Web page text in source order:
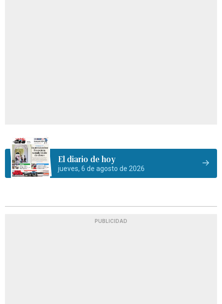
El diario de hoy
jueves, 6 de agosto de 2026
PUBLICIDAD